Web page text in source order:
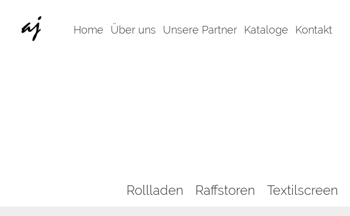
Home Über uns Unsere Partner Kataloge Kontakt
Rollladen Raffstoren Textilscreen